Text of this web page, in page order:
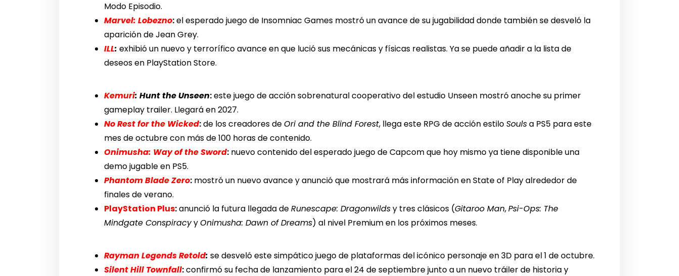
Modo Episodio.
Marvel: Lobezno:el esperado juego de Insomniac Games mostró un avance de su jugabilidad donde también se desveló la
aparición de Jean Grey.
ILL: exhibió un nuevo y terrorífico avance en que lució sus mecánicas y físicas realistas. Ya se puede añadir a la lista de
deseos en PlayStation Store.
Kemuri: Hunt the Unseen:este juego de acción sobrenatural cooperativo del estudio Unseen mostró anoche su primer
gameplay trailer. Llegará en 2027.
No Rest for the Wicked:de los creadores deOri and the Blind Forest, llega este RPG de acción estiloSoulsa PS5 para este
mes de octubre con más de 100 horas de contenido.
Onimusha: Way of the Sword: nuevo contenido del esperado juego de Capcom que hoy mismo ya tiene disponible una
demo jugable en PS5.
Phantom Blade Zero: mostró un nuevo avance y anunció que mostrará más información en State of Play alrededor de
finales de verano.
PlayStation Plus:anunció la futura llegada deRunescape: Dragonwildsy tres clásicos (Gitaroo Man,Psi-Ops: The
Mindgate ConspiracyyOnimusha: Dawn of Dreams) al nivel Premium en los próximos meses.
Rayman Legends Retold: se desveló este simpático juego de plataformas del icónico personaje en 3D para el 1 de octubre.
Silent Hill Townfall:confirmó su fecha de lanzamiento para el 24 de septiembre junto a un nuevo tráiler de historia y